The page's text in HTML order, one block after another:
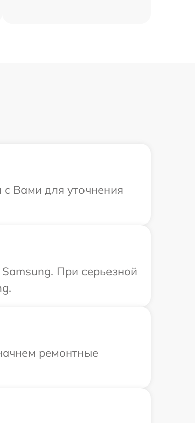
Вами для уточнения
При серьезной
ремонтные